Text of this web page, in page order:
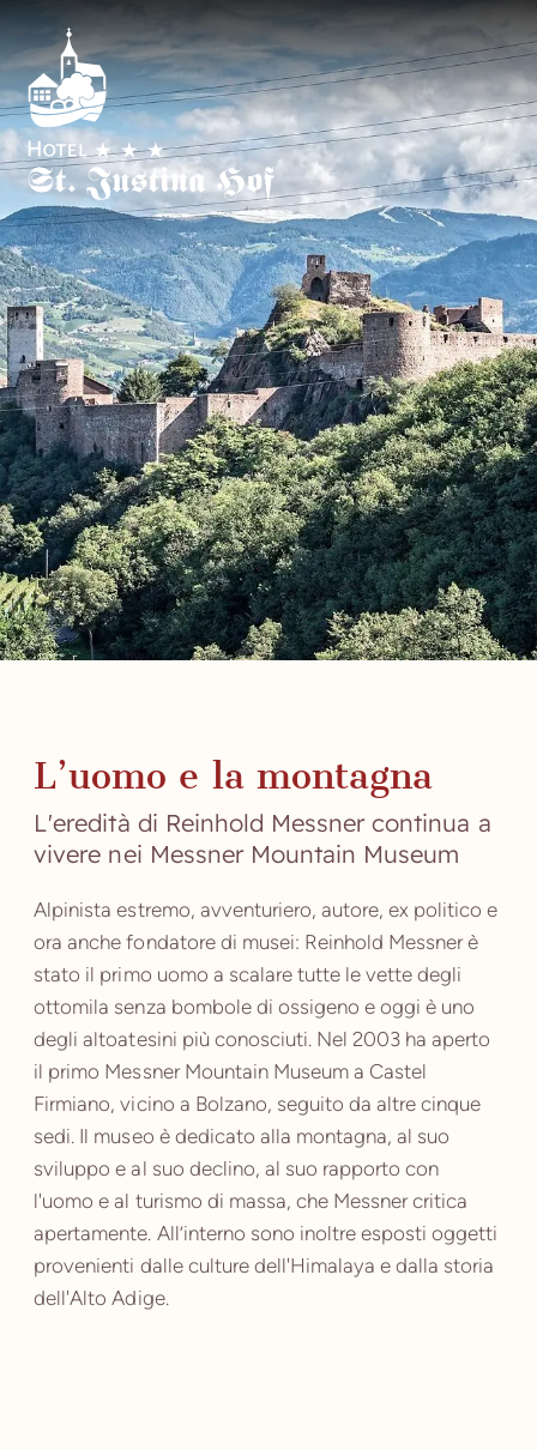
L’uomo e la montagna
L'eredità di Reinhold Messner continua a
vivere nei Messner Mountain Museum
Alpinista estremo, avventuriero, autore, ex politico e
ora anche fondatore di musei: Reinhold Messner è
stato il primo uomo a scalare tutte le vette degli
ottomila senza bombole di ossigeno e oggi è uno
degli altoatesini più conosciuti. Nel 2003 ha aperto
il primo Messner Mountain Museum a Castel
Firmiano, vicino a Bolzano, seguito da altre cinque
sedi. Il museo è dedicato alla montagna, al suo
sviluppo e al suo declino, al suo rapporto con
l'uomo e al turismo di massa, che Messner critica
apertamente. All’interno sono inoltre esposti oggetti
provenienti dalle culture dell'Himalaya e dalla storia
dell'Alto Adige.